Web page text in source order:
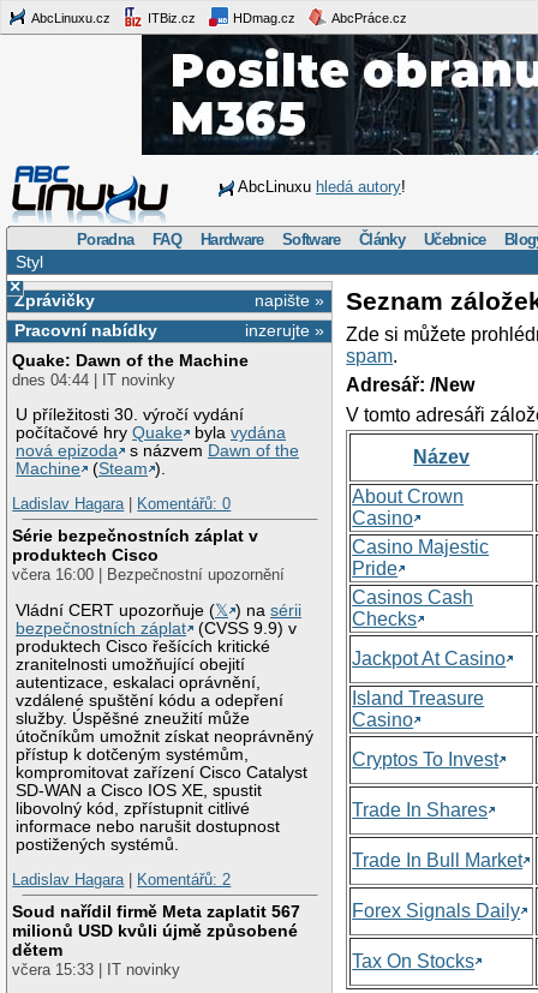
AbcLinuxu.cz ITBiz.cz HDmag.cz AbcPráce.cz
AbcLinuxu hledá autory!
Poradna FAQ Hardware Software Články Učebnice
Styl
×
napište »
Zprávičky
inzerujte »
Pracovní nabídky
Quake: Dawn of the Machine
dnes 04:44 | IT novinky
U příležitosti 30. výročí vydání
počítačové hryQuake bylavydána
nová epizoda
s názvem Dawn of the
Machine
(Steam ).
Ladislav Hagara| Komentářů: 0
Série bezpečnostních záplat v
produktech Cisco
včera 16:00 | Bezpečnostní upozornění
Vládní CERT upozorňuje (𝕏 ) nasérii
bezpečnostních záplat
(CVSS 9.9) v
produktech Cisco řešících kritické
zranitelnosti umožňující obejití
autentizace, eskalaci oprávnění,
vzdálené spuštění kódu a odepření
služby. Úspěšné zneužití může
útočníkům umožnit získat neoprávněný
přístup k dotčeným systémům,
kompromitovat zařízení Cisco Catalyst
SD-WAN a Cisco IOS XE, spustit
libovolný kód, zpřístupnit citlivé
informace nebo narušit dostupnost
postižených systémů.
Ladislav Hagara| Komentářů: 2
Soud nařídil firmě Meta zaplatit 567
milionů USD kvůli újmě způsobené
dětem
včera 15:33 | IT novinky
Seznam
Zde si můžete
spam.
Adresář: /New
V tomto adresáři
Název
About Crown
Casino
Casino Majestic
Pride
Casinos Cash
Checks
Jackpot At Casino
Island Treasure
Casino
Cryptos To Invest
Trade In Shares
Trade In Bull Market
Forex Signals Daily
Tax On Stocks